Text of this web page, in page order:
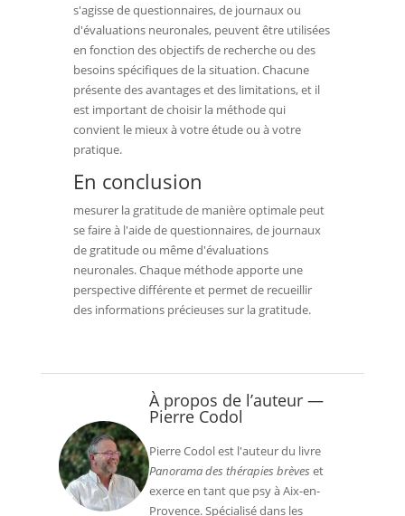
s'agisse de questionnaires, de journaux ou
d'évaluations neuronales, peuvent être utilisées
en fonction des objectifs de recherche ou des
besoins spécifiques de la situation. Chacune
présente des avantages et des limitations, et il
est important de choisir la méthode qui
convient le mieux à votre étude ou à votre
pratique.
En conclusion
mesurer la gratitude de manière optimale peut
se faire à l'aide de questionnaires, de journaux
de gratitude ou même d'évaluations
neuronales. Chaque méthode apporte une
perspective différente et permet de recueillir
des informations précieuses sur la gratitude.
À propos de l’auteur —
Pierre Codol
Pierre Codol est l'auteur du livre
Panorama des thérapies brèves et
exerce en tant que psy à Aix-en-
Provence. Spécialisé dans les